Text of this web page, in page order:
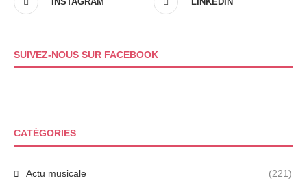
SUIVEZ-NOUS SUR FACEBOOK
CATÉGORIES
Actu musicale (221)